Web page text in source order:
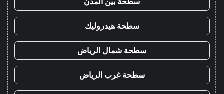
سطحة هيدروليك
سطحة شمال الرياض
سطحة غرب الرياض